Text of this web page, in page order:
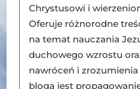
Chrystusowi i
Oferuje różnorodne
na temat nauczania
duchowego wzrostu
nawróceń i
bloga jest